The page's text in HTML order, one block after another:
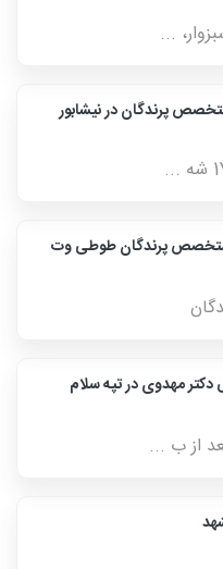
...
پرندگان در نیشابور
متخصص پرندگان طوطی وت
مهدوی در تپه سلام
از ب ...